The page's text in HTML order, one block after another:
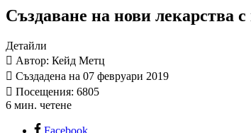
Създаване на нови лекарства
Детайли
Автор: Кейд Метц
Създадена на 07 февруари 2019
Посещения: 6805
6 мин. четене